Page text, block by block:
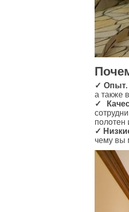
✓ Опыт.
а также
✓
полотен
✓
чему вы